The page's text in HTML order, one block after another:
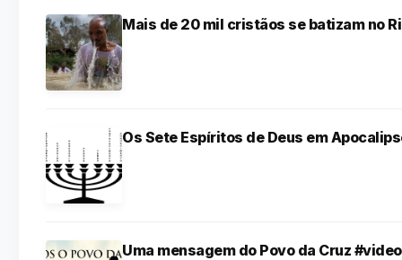
Mais de 20 mil cristãos se batizam no
Os Sete Espíritos de Deus em
Uma mensagem do Povo da Cruz #video